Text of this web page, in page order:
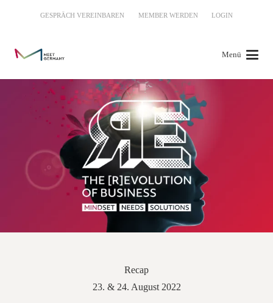
GESPRÄCH VEREINBAREN MEMBER WERDEN LOGIN
Menü
Recap
23. & 24. August 2022